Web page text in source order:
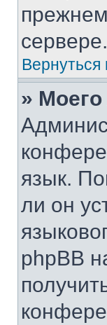
Вернуться
» Моего
язык.
ли он
phpBB